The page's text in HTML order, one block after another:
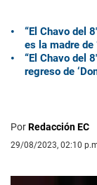
“El Chavo del
es la madre de
“El Chavo del
regreso de
PorRedacción EC
29/08/2023, 02:10